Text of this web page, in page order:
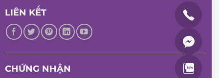
LIÊN KẾT
CHỨNG NHẬN